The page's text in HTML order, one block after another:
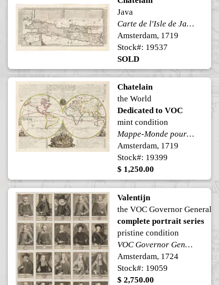
Java
Carte de l'Isle de Java Partie Occidentale, Partie Orientale
Amsterdam, 1719
Stock#: 19537
SOLD
Chatelain
the World
Dedicated to VOC
mint condition
Mappe-Monde pour connoitre les progres & les conquestes les plus Remarquables des Provinces-Unies, Ainsy que celles des Compagnies d'Orient et d'Occident. Et les Pais quelles possedent dans l'un et dans l'autre Hemisphere
Amsterdam, 1719
Stock#: 19399
$ 1,250.00
Valentijn
the VOC Governor Generals
complete portrait series
pristine condition
VOC Governor Generals
Amsterdam, 1724
Stock#: 19059
$ 2,750.00